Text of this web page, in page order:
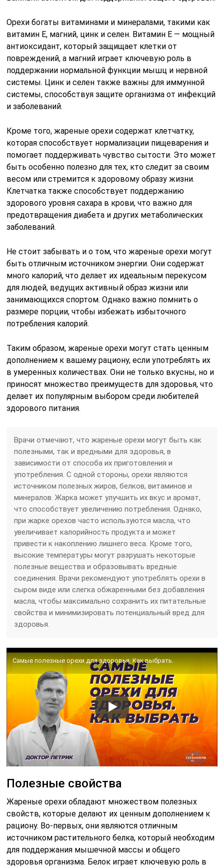
Орехи богаты витаминами и минералами, такими как
витамин Е, магний, цинк и селен. Витамин Е — мощный
антиоксидант, который защищает клетки от
повреждений, а магний играет ключевую роль в
поддержании нормальной функции мышц и нервной
системы. Цинк и селен также важны для иммунной
системы, способствуя защите организма от инфекций
и заболеваний.
Кроме того, жареные орехи содержат клетчатку,
которая способствует нормализации пищеварения и
помогает поддерживать чувство сытости. Это может
быть особенно полезно для тех, кто следит за своим
весом или стремится к здоровому образу жизни.
Клетчатка также способствует поддержанию
здорового уровня сахара в крови, что важно для
предотвращения диабета и других метаболических
заболеваний.
Не стоит забывать и о том, что жареные орехи могут
быть отличным источником энергии. Они содержат
много калорий, что делает их идеальным перекусом
для людей, ведущих активный образ жизни или
занимающихся спортом. Однако важно помнить о
размере порции, чтобы избежать избыточного
потребления калорий.
Таким образом, жареные орехи могут стать ценным
дополнением к вашему рациону, если употреблять их
в умеренных количествах. Они не только вкусны, но и
приносят множество преимуществ для здоровья, что
делает их популярным выбором среди любителей
здорового питания.
Врачи отмечают, что жареные орехи могут быть как
полезными, так и вредными для здоровья, в
зависимости от способа их приготовления и
употребления. С одной стороны, орехи являются
источником полезных жиров, белков, витаминов и
минералов. Жарка может улучшить их вкус и аромат,
что способствует увеличению потребления. Однако,
при жарке орехов часто используются масла, что
увеличивает калорийность продукта и может
привести к накоплению лишнего веса. Кроме того,
высокие температуры могут разрушать некоторые
полезные вещества и образовывать вредные
соединения. Врачи рекомендуют употреблять орехи в
сыром виде или слегка обжаренными без добавления
масла, чтобы максимально сохранить их питательные
свойства и минимизировать потенциальный вред для
здоровья.
Самые полезные орехи для здоровья. Как выбрать.
Полезные свойства
Жареные орехи обладают множеством полезных
свойств, которые делают их ценным дополнением к
рациону. Во-первых, они являются отличным
источником растительного белка, который необходим
для поддержания мышечной массы и общего
здоровья организма. Белок играет ключевую роль в